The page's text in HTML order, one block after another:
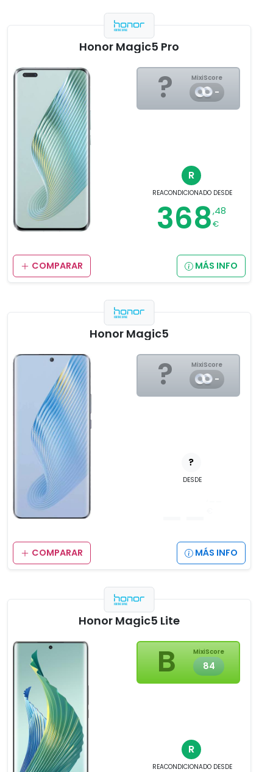
Honor Magic5 Pro
? MixiScore
-
R
REACONDICIONADO DESDE
368,48
€
COMPARAR MÁS INFO
Honor Magic5
? MixiScore
-
?
DESDE
COMPARAR MÁS INFO
Honor Magic5 Lite
B MixiScore
84
R
REACONDICIONADO DESDE